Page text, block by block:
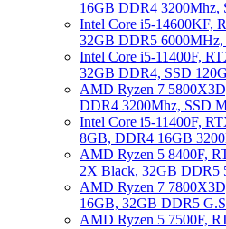
16GB DDR4 3200Mhz,
Intel Core i5-14600KF,
32GB DDR5
Intel Core i5-11400F,
32GB DDR4, SSD
AMD Ryzen 7
DDR4 3200Mhz, SSD
Intel Core i5-11400F,
8GB, DDR4 16GB
AMD Ryzen 5 8400F,
2X Black, 32GB DDR5
AMD Ryzen 7
16GB, 32GB DDR5
AMD Ryzen 5 7500F,